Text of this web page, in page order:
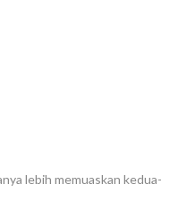
lebih memuaskan kedua-